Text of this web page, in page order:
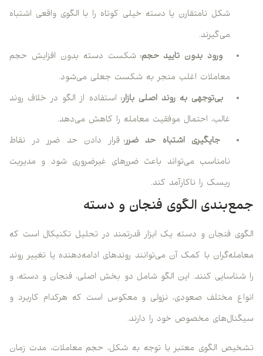
شکل نامتقارن یا دسته خیلی کوتاه را با الگوی واقعی اشتباه
می‌گیرند.
ورود بدون تایید حجم: شکست دسته بدون افزایش حجم
معاملات اغلب منجر به شکست جعلی می‌شود.
بی‌توجهی به روند اصلی بازار: استفاده از الگو در خلاف روند
غالب، احتمال موفقیت معامله را کاهش می‌دهد.
جایگیری اشتباه حد ضرر: قرار دادن حد ضرر در نقاط
نامناسب می‌تواند باعث ضررهای غیرضروری شود و مدیریت
ریسک را ناکارآمد کند.
جمع‌بندی الگوی فنجان و دسته
الگوی فنجان و دسته یک ابزار قدرتمند در تحلیل تکنیکال است که
معامله‌گران با کمک آن می‌توانند روندهای ادامه‌دهنده یا تغییر روند
را شناسایی کنند. این الگو شامل دو بخش اصلی، فنجان و دسته، و
انواع مختلف صعودی، نزولی و معکوس است که هرکدام کاربرد و
سیگنال‌های مخصوص خود را دارند.
تشخیص الگوی معتبر با توجه به شکل، حجم معاملات، مدت زمان